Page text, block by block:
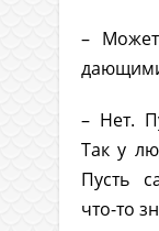
–
– Нет.
Так у
Пусть
что-то